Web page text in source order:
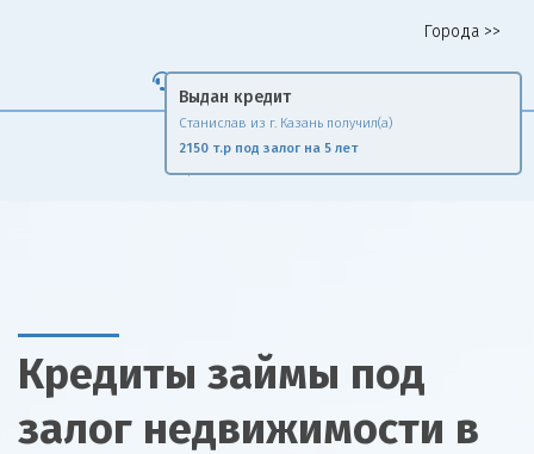
Города >>
Fin Rise
Кредиты займы под
залог недвижимости в
Выдан кредит
Станислав из г. Казань получил(а)
2150 т.р под залог на 5 лет